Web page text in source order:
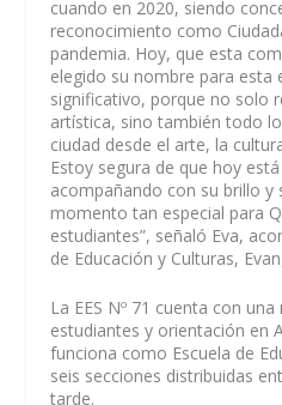
cuando en 2020, siendo
reconocimiento como
pandemia. Hoy, que esta
elegido su nombre para esta
significativo, porque no solo
artística, sino también todo
ciudad desde el arte, la
Estoy segura de que hoy
acompañando con su brillo y
momento tan especial para
estudiantes”, señaló Eva,
de Educación y Culturas,
La EES Nº 71 cuenta con
estudiantesy orientación en
funciona como Escuela de
seis secciones distribuidas
tarde.